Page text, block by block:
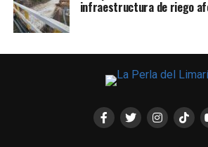
infraestructura de riego